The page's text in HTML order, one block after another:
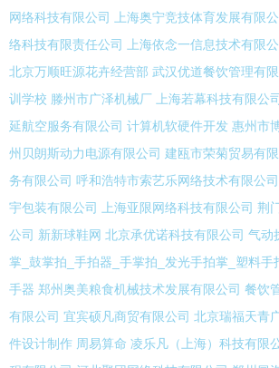
网络科技有限公司
上海奥宁竞技体育发展有限
络科技有限责任公司
上海依念一信息技术有限
北京万顺旺源花卉经营部 武汉优道餐饮管理有
训学校 滕州市广泽机械厂 上海若幕科技有限公司
延航空服务有限公司 计算机软硬件开发 惠州市
州贝朗斯动力电源有限公司 建瓯市荣菊贸易有
务有限公司 呼和浩特市索艺乐网络技术有限公司
宇包装有限公司
上海亚限网络科技有限公司 荆
公司 新新球鞋网 北京承优诺科技有限公司 气动
掌_鼓掌拍_手拍器_手掌拍_发光手拍掌_塑料手
手器 郑州奥美粮食机械技术发展有限公司 餐饮
有限公司 宜宾硕凡商贸有限公司 北京瑞福天青
件设计制作 周易算命 凌乐凡（上海）科技有限